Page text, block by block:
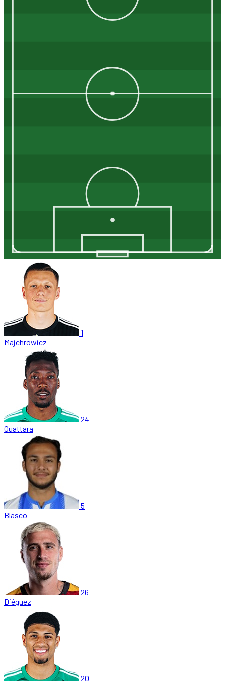
1
Majchrowicz
24
Ouattara
5
Blasco
26
Diéguez
20